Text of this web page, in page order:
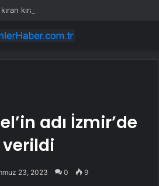
kırana pazarlık
adı İzmir’de
23, 2023 0 9